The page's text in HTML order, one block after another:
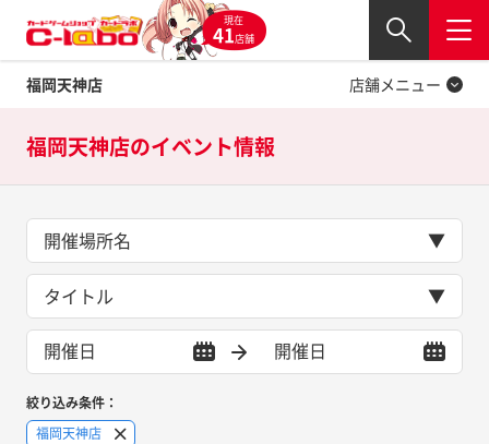
現在
41店舗
福岡天神店
閉じる
店舗メニュー
Twitter
福岡天神店のイベント情報
開催場所名
タイトル
絞り込み条件：
福岡天神店